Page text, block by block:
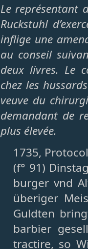
Le représentant
Ruckstuhl
inflige une
au conseil
deux livres. Le
chez les
veuve du
demandant de
plus élevée.
1735,
(f° 91)
burger vnd
überiger
Guldten
barbier
tractire, so